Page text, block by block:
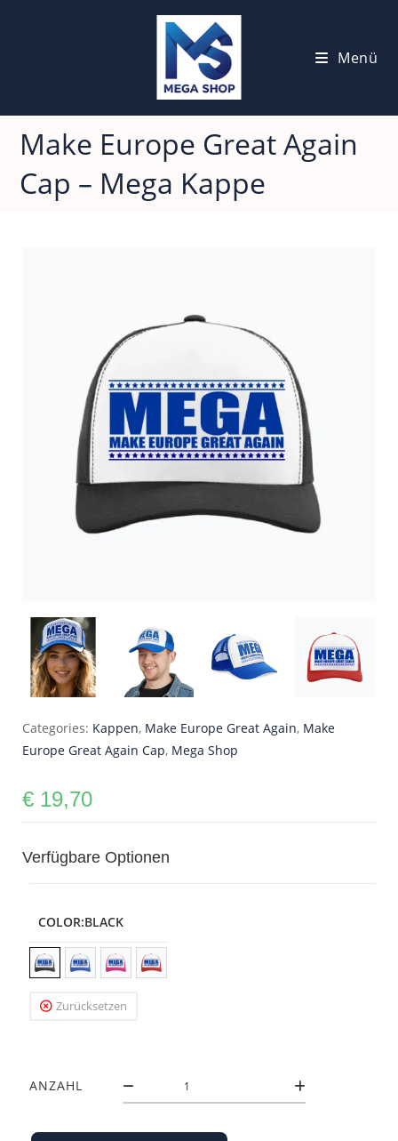
Menü
Make Europe Great Again
Cap – Mega Kappe
Categories: Kappen, Make Europe Great Again, Make
Europe Great Again Cap, Mega Shop
€ 19,70
Verfügbare Optionen
COLOR:BLACK
Zurücksetzen
ANZAHL